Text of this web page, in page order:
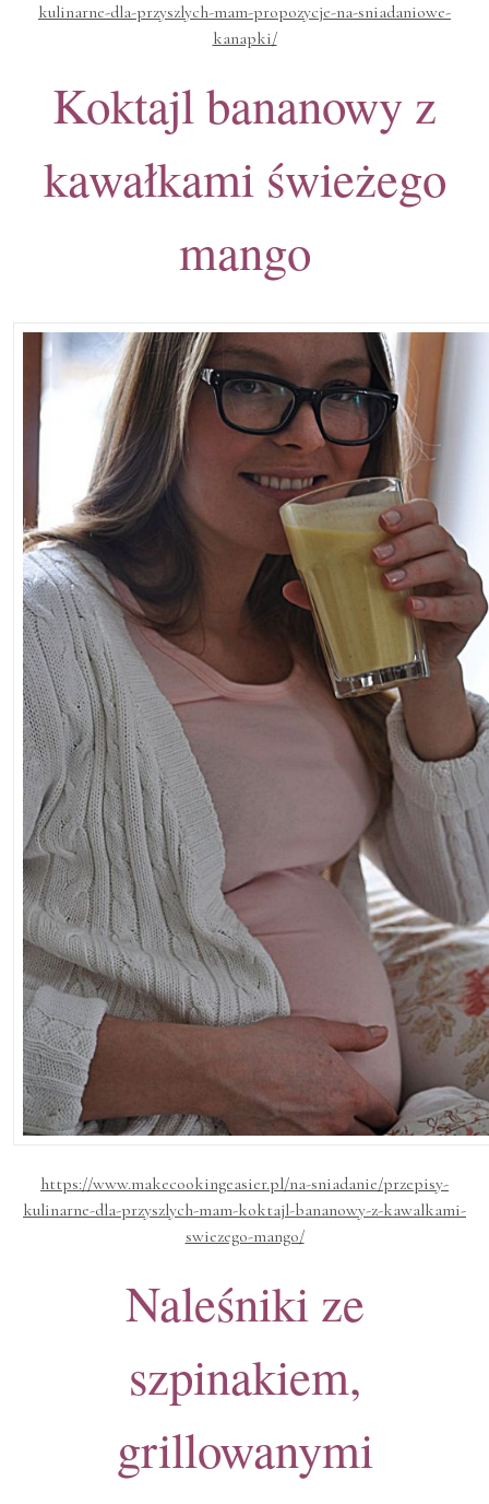
kulinarne-dla-przyszlych-mam-propozycje-na-sniadaniowe-
kanapki/
Koktajl bananowy z
kawałkami świeżego
mango
https://www.makecookingeasier.pl/na-sniadanie/przepisy-
kulinarne-dla-przyszlych-mam-koktajl-bananowy-z-kawalkami-
swiezego-mango/
Naleśniki ze
szpinakiem,
grillowanymi